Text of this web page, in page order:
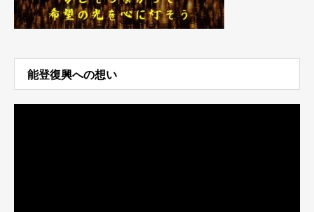
能登復興への想い